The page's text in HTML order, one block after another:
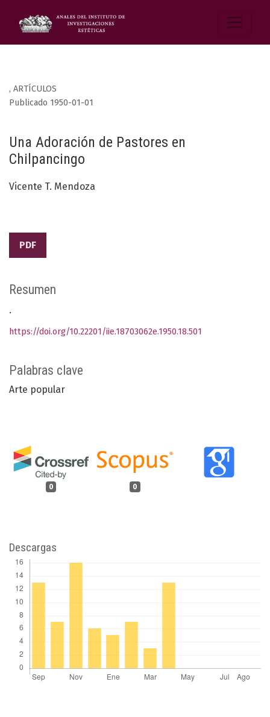
, ARTÍCULOS
Una Adoración de Pastores en
Chilpancingo
Publicado 1950-01-01
Vicente T. Mendoza
PDF
Palabras clave
Arte popular
0 0
Resumen
.
https://doi.org/10.22201/iie.18703062e.1950.18.501
Descargas